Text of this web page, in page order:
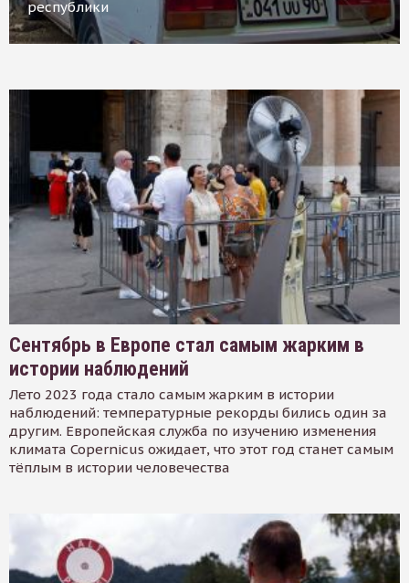
республики
Сентябрь в Европе стал самым жарким в
истории наблюдений
Лето 2023 года стало самым жарким в истории
наблюдений: температурные рекорды бились один за
другим. Европейская служба по изучению изменения
климата Copernicus ожидает, что этот год станет самым
тёплым в истории человечества